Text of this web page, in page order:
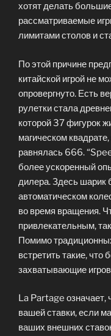
хотят делать
рассматриваемые
лимитами столов и
По этой причине
китайской игрой не
опровергнуто. Есть
рулетки стала
которой 37 фигурок
магическом
равнялась 666.
более ускоренный
дилера. Здесь шарик
автоматическом
во время вращения.
привлекательным,
Помимо
встретить такие,
захватывающие
La Partage означает,
вашей ставки, если
ваших внешних